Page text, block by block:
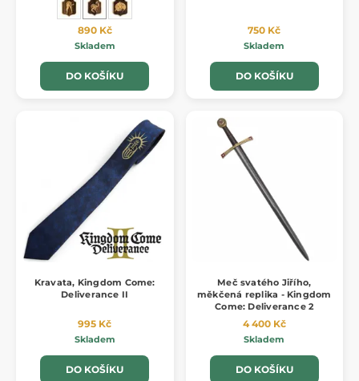
890 Kč
Skladem
DO KOŠÍKU
750 Kč
Skladem
DO KOŠÍKU
Kravata, Kingdom Come:
Deliverance II
995 Kč
Skladem
DO KOŠÍKU
Meč svatého Jiřího,
měkčená replika - Kingdom
Come: Deliverance 2
4 400 Kč
Skladem
DO KOŠÍKU